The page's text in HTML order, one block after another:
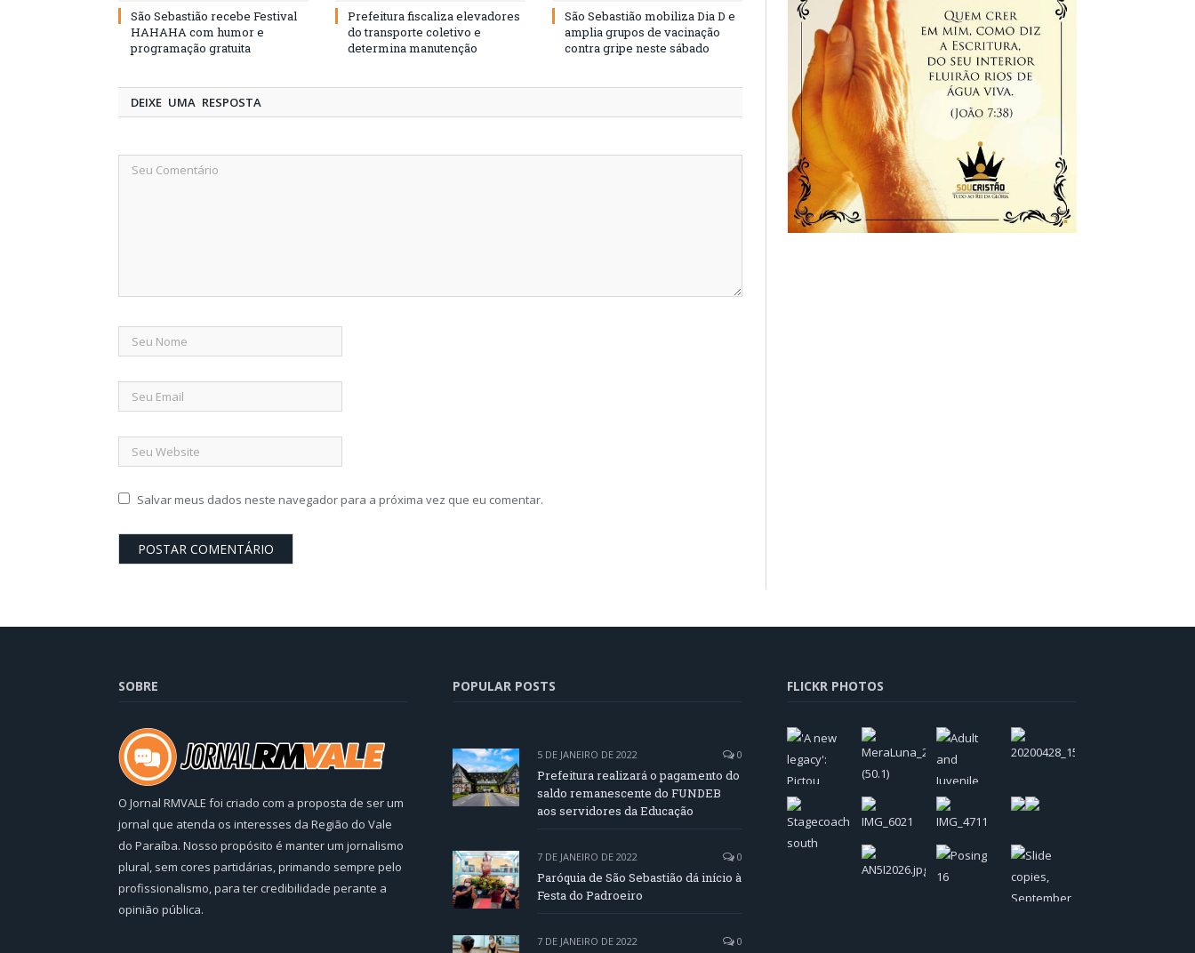
São Sebastião recebe Festival
HAHAHA com humor e
programação gratuita
Prefeitura fiscaliza elevadores
do transporte coletivo e
determina manutenção
São Sebastião mobiliza Dia D e
amplia grupos de vacinação
contra gripe neste sábado
DEIXE UMA RESPOSTA
Salvar meus dados neste navegador para a próxima vez que eu comentar.
SOBRE
O Jornal RMVALE foi criado com a proposta de ser um
jornal que atenda os interesses da Região do Vale
do Paraíba. Nosso propósito é manter um jornalismo
plural, sem cores partidárias, primando sempre pelo
profissionalismo, para ter credibilidade perante a
opinião pública.
POPULAR POSTS
5 DE JANEIRO DE 2022 0
Prefeitura realizará o pagamento do
saldo remanescente do FUNDEB
aos servidores da Educação
7 DE JANEIRO DE 2022 0
Paróquia de São Sebastião dá início à
Festa do Padroeiro
7 DE JANEIRO DE 2022 0
FLICKR PHOTOS